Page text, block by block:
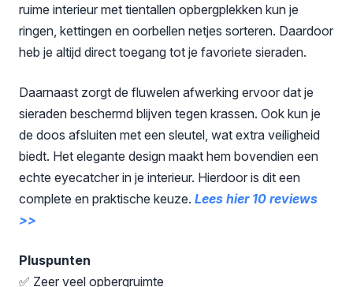
ruime interieur met tientallen opbergplekken kun je
ringen, kettingen en oorbellen netjes sorteren. Daardoor
heb je altijd direct toegang tot je favoriete sieraden.
Daarnaast zorgt de fluwelen afwerking ervoor dat je
sieraden beschermd blijven tegen krassen. Ook kun je
de doos afsluiten met een sleutel, wat extra veiligheid
biedt. Het elegante design maakt hem bovendien een
echte eyecatcher in je interieur. Hierdoor is dit een
complete en praktische keuze. Lees hier 10 reviews
>>
Pluspunten
✅ Zeer veel opbergruimte